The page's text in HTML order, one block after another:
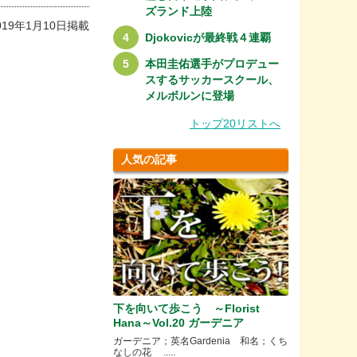
年1月10日掲載
ズランド上陸
Djokovicが最終戦４連覇
本田圭佑選手がプロデュー
スするサッカースクール、
メルボルンに登場
トップ20リストへ
人気の記事
下を向いて歩こう ～Florist
Hana～Vol.20 ガーデニア
ガーデニア；英名Gardenia 和名；くち
なしの花 .....